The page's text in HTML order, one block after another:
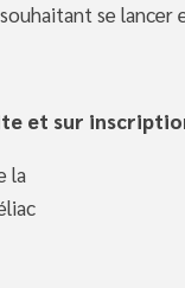
se lancer
et sur
la